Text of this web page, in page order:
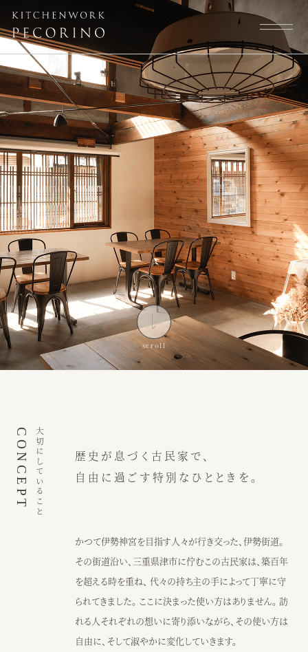
トップページ
大切にしていること
インスピレーション
ウェディング
スタッフ
よくある質問
ブログ
ニュース
ウェディング予約 カフェ予約
カフェ ウェディング
JR阿漕駅から徒歩15分、三交バスエンマ堂前から徒歩3分、津駅から車
大切にしていること
CONCEPT
歴史が息づく古民家で、
自由に過ごす特別なひとときを。
かつて伊勢神宮を目指す人々が行き交った、伊勢街道。
その街道沿い、三重県津市に佇むこの古民家は、築百年
を超える時を重ね、 代々の持ち主の手によって丁寧に守
られてきました。 ここに決まった使い方はありません。 訪
れる人それぞれの想いに寄り添いながら、その使い方は
自由に、そして淑やかに変化していきます。